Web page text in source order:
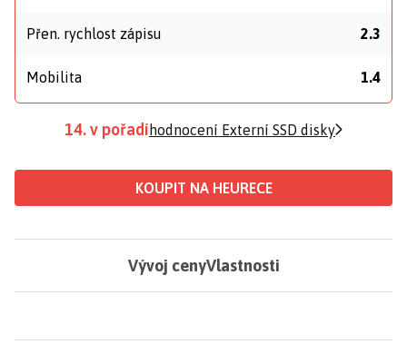
Přen. rychlost zápisu 2.3
Mobilita 1.4
14. v pořadí hodnocení Externí SSD disky
KOUPIT NA HEURECE
Vývoj cenyVlastnosti